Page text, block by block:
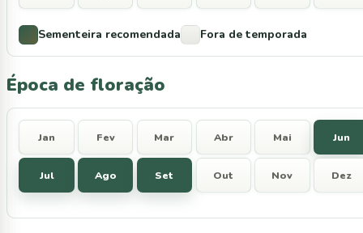
Sementeira recomendada Fora de temporada
Época de floração
Jan Fev Mar Abr Mai Jun
Jul Ago Set Out Nov Dez